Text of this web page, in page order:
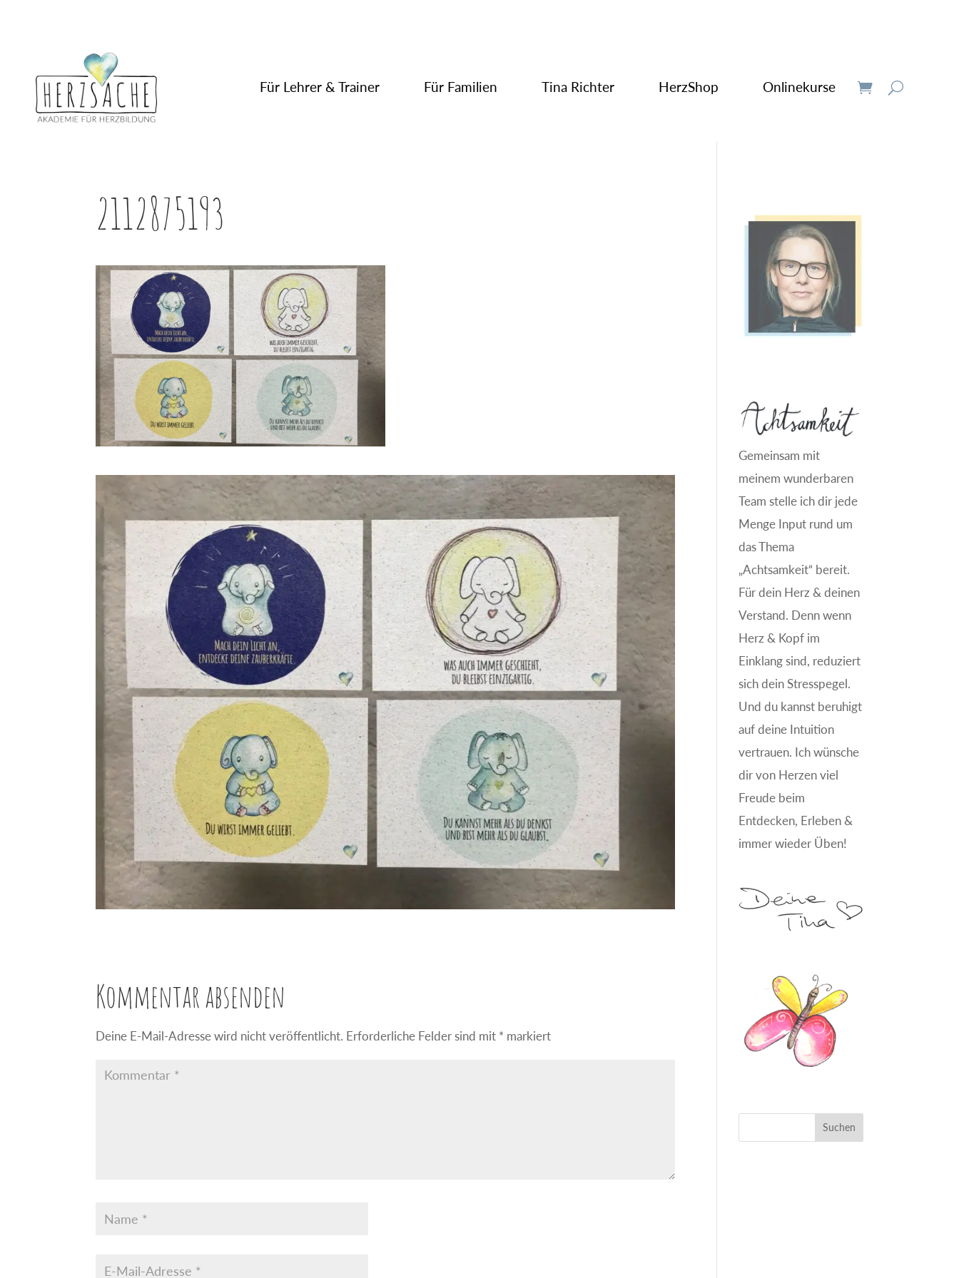
Für Lehrer & Trainer Für Familien Tina Richter HerzShop Onlinekurse
2112875193
Kommentar absenden
Deine E-Mail-Adresse wird nicht veröffentlicht. Erforderliche Felder sind mit * markiert
Gemeinsam mit
meinem wunderbaren
Team stelle ich dir jede
Menge Input rund um
das Thema
„Achtsamkeit“ bereit.
Für dein Herz & deinen
Verstand. Denn wenn
Herz & Kopf im
Einklang sind, reduziert
sich dein Stresspegel.
Und du kannst beruhigt
auf deine Intuition
vertrauen. Ich wünsche
dir von Herzen viel
Freude beim
Entdecken, Erleben &
immer wieder Üben!